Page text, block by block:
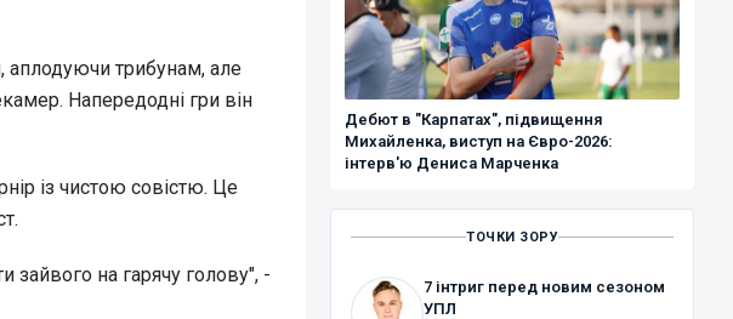
аплодуючи трибунам, але
Напередодні гри він
із чистою совістю. Це
зайвого на гарячу голову", -
Дебют в "Карпатах", підвищення
Михайленка, виступ на Євро-2026:
інтерв'ю Дениса Марченка
ТОЧКИ ЗОРУ
7 інтриг перед новим сезоном
УПЛ